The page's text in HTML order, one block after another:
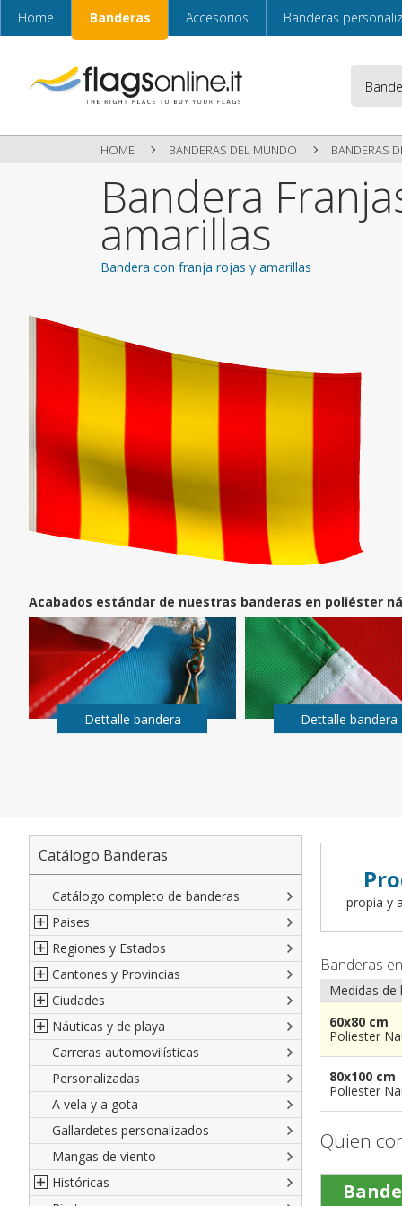
Home Banderas Accesorios Banderas
HOME BANDERAS DEL MUNDO BANDERAS
Bandera
amarillas
Bandera con franja rojas y amarillas
Acabados estándar de nuestras banderas en poliéster
Dettalle bandera Dettalle bandera
Catálogo Banderas
Catálogo completo de banderas
Paises
Norte América
América del Sur
Europa
Africa
Asia
Oceanía
Regiones y Estados
Regiones italianas
Estados de EEUU
Francesas
Españolas
Austríacas
Alemanas
Regiones del Mundo
Cantones y Provincias
Cantones suizos
Provincias italianas
provincias del Mundo
Territorios británicos de ultramar
Francia de ultramar
Provincias Españolas
Ciudades
Ciudades italianas
Ciudades francesas
Ciudades españolas
Ciudades del Mundo
Náuticas y de playa
Militares y Mercantes
Código náutico internacional
Empavesadas
De Playa
De cortesia
Carreras automovilísticas
Personalizadas
A vela y a gota
Gallardetes personalizados
Mangas de viento
Históricas
propia y
Banderas en
Medidas de
60x80 cm
Poliester
80x100 cm
Poliester
Quien